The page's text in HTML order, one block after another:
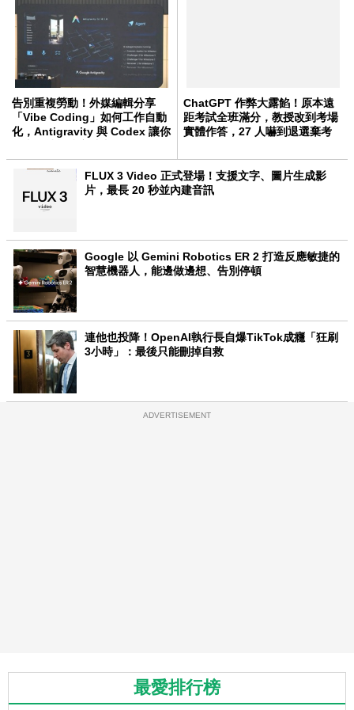
告別重複勞動！外媒編輯分享
「Vibe Coding」如何工作自動
化，Antigravity 與 Codex 讓你
ChatGPT 作弊大露餡！原本遠
距考試全班滿分，教授改到考場
實體作答，27 人嚇到退選棄考
FLUX 3 Video 正式登場！支援文字、圖片生成影
片，最長 20 秒並內建音訊
Google 以 Gemini Robotics ER 2 打造反應敏捷的
智慧機器人，能邊做邊想、告別停頓
連他也投降！OpenAI執行長自爆TikTok成癮「狂刷
3小時」：最後只能刪掉自救
ADVERTISEMENT
最愛排行榜